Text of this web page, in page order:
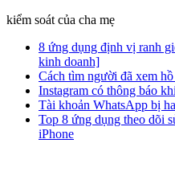
kiểm soát của cha mẹ
8 ứng dụng định vị ranh
kinh doanh]
Cách tìm người đã xem
Instagram có thông báo
Tài khoản WhatsApp bị
Top 8 ứng dụng theo dõi
iPhone